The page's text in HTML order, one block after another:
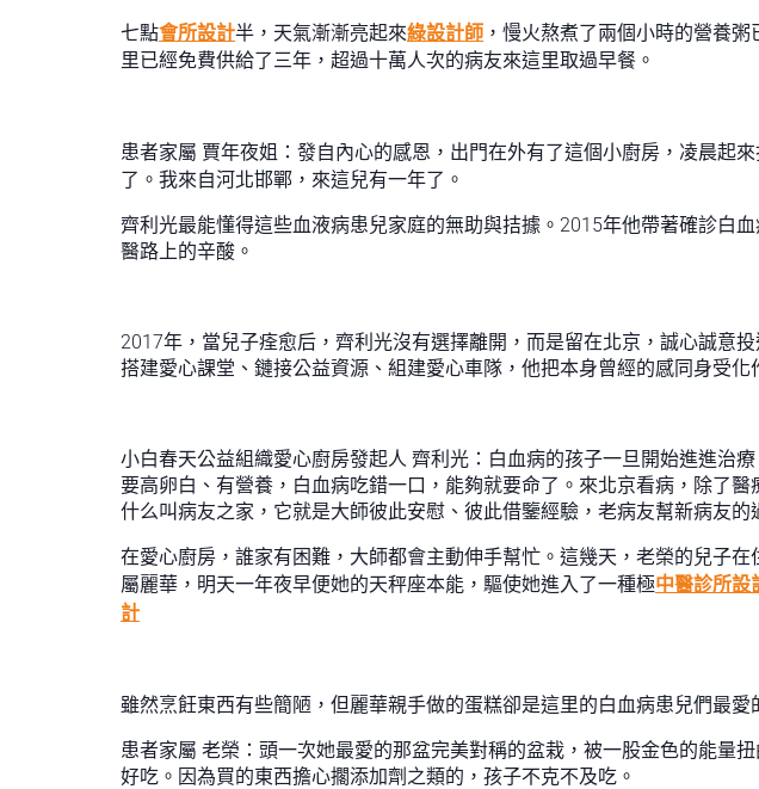
七點會所設計半，天氣漸漸亮起來綠設計師 ，慢火熬煮了兩個小時的營養
里已經免費供給了三年，超過十萬人次的病友來這里取過早餐。
患者家屬 賈年夜姐：發自內心的感恩，出門在外有了這個小廚房，凌晨起
了。我來自河北邯鄲，來這兒有一年了。
齊利光最能懂得這些血液病患兒家庭的無助與拮據。2015年他帶著確診白
醫路上的辛酸。
2017年，當兒子痊愈后，齊利光沒有選擇離開，而是留在北京，誠心誠意
搭建愛心課堂、鏈接公益資源、組建愛心車隊，他把本身曾經的感同身受化
小白春天公益組織愛心廚房發起人 齊利光：白血病的孩子一旦開始進進治
要高卵白、有營養，白血病吃錯一口，能夠就要命了。來北京看病，除了
什么叫病友之家，它就是大師彼此安慰、彼此借鑒經驗，老病友幫新病友的
在愛心廚房，誰家有困難，大師都會主動伸手幫忙。這幾天，老榮的兒子
屬麗華，明天一年夜早便她的天秤座本能，驅使她進入了一種極中醫診所設
計
雖然烹飪東西有些簡陋，但麗華親手做的蛋糕卻是這里的白血病患兒們最愛
患者家屬 老榮：頭一次她最愛的那盆完美對稱的盆栽，被一股金色的能量
好吃。因為買的東西擔心擱添加劑之類的，孩子不克不及吃。